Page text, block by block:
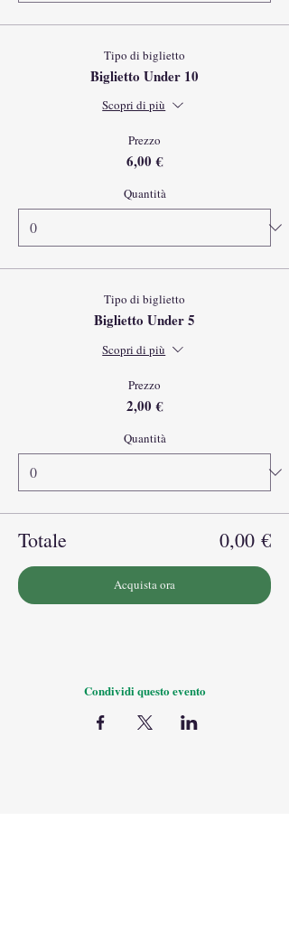
Tipo di biglietto
Biglietto Under 10
Scopri di più
Prezzo
6,00 €
Quantità
Tipo di biglietto
Biglietto Under 5
Scopri di più
Prezzo
2,00 €
Quantità
Totale 0,00 €
Acquista ora
Condividi questo evento